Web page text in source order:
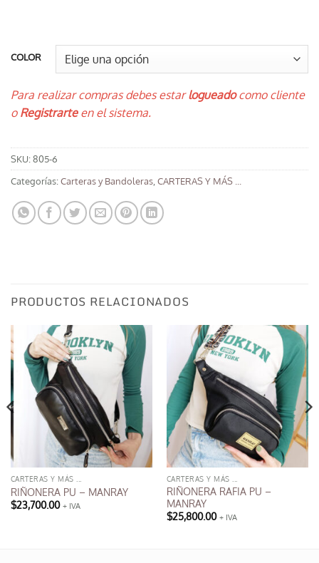
COLOR
Para realizar compras debes estarlogueadocomo cliente
oRegistrarteen el sistema.
SKU:805-6
Categorías:Carteras y Bandoleras,CARTERAS Y MÁS ...
PRODUCTOS RELACIONADOS
CARTERAS Y MÁS ...
RIÑONERA PU – MANRAY
$23,700.00 + IVA
CARTERAS Y MÁS ...
RIÑONERA RAFIA PU –
MANRAY
$25,800.00 + IVA